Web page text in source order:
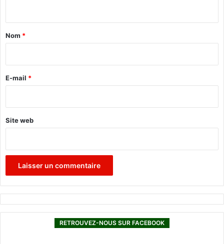
a
e
Nom *
E-mail *
Site web
RETROUVEZ-NOUS SUR FACEBOOK